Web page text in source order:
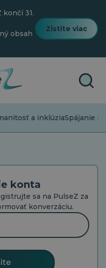
31.
obsah
Zistite viac
a inklúziaSpájanie
Buďte
konta
sa na PulseZ za
konverzáciu.